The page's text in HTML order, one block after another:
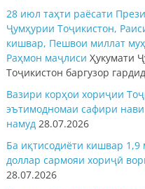
28 июл таҳти раёсати
Ҷумҳурии Тоҷикистон,
кишвар, Пешвои миллат
Раҳмон маҷлиси Ҳукумати
Тоҷикистон баргузор
Вазири корҳои хориҷии
эътимодномаи сафири нави
намуд 28.07.2026
Ба иқтисодиёти кишвар 1,9
доллар сармояи хориҷӣ
28.07.2026